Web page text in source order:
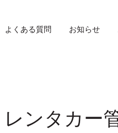
よくある質問 お知らせ
ンタカー